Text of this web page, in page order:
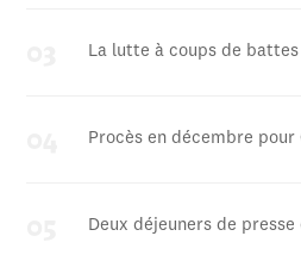
La lutte à coups de battes
Procès en décembre
Deux déjeuners de